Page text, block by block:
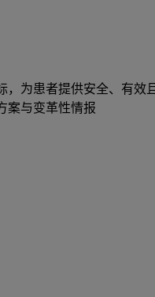
为患者提供安全、有
案与变革性情报